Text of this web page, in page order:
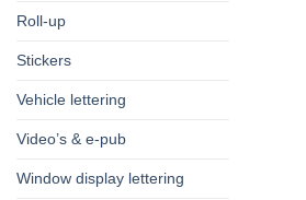
Roll-up
Stickers
Vehicle lettering
Video’s & e-pub
Window display lettering